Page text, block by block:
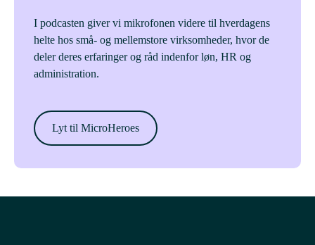
I podcasten giver vi mikrofonen videre til hverdagens
helte hos små- og mellemstore virksomheder, hvor de
deler deres erfaringer og råd indenfor løn, HR og
administration.
Lyt til MicroHeroes